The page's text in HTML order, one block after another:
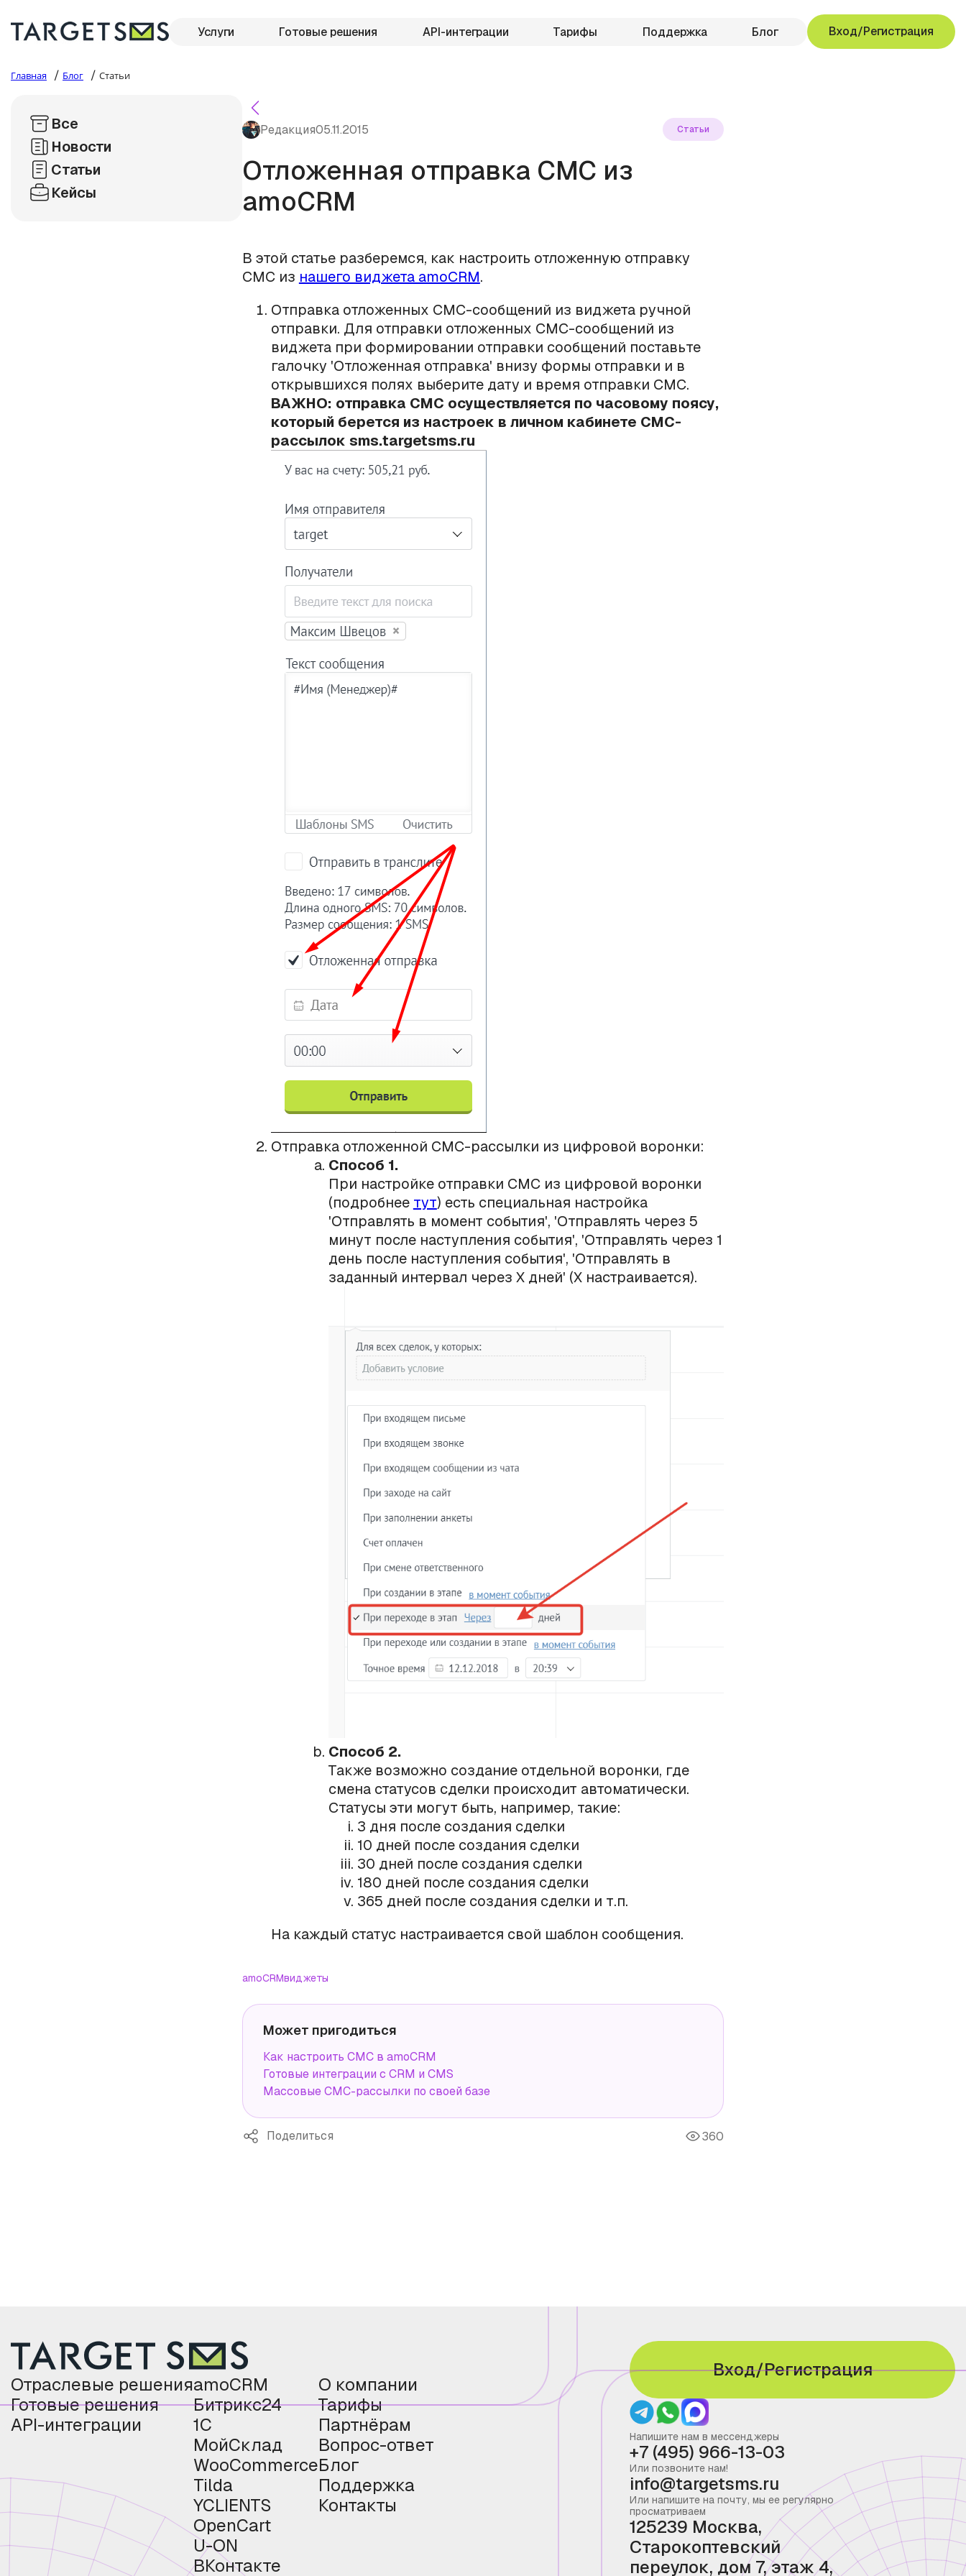
Услуги Готовые решения API-интеграции Тарифы Поддержка Блог Вход/Регистрация
Главная / Блог / Статьи
Все
Новости
Статьи
Кейсы
Редакция05.11.2015 Статьи
Отложенная отправка СМС из
amoCRM
В этой статье разберемся, как настроить отложенную отправку
СМС из нашего виджета amoCRM.
Отправка отложенных СМС-сообщений из виджета ручной
отправки. Для отправки отложенных СМС-сообщений из
виджета при формировании отправки сообщений поставьте
галочку 'Отложенная отправка' внизу формы отправки и в
открывшихся полях выберите дату и время отправки СМС.
ВАЖНО: отправка СМС осуществляется по часовому поясу,
который берется из настроек в личном кабинете СМС-
рассылок sms.targetsms.ru
Отправка отложенной СМС-рассылки из цифровой воронки:
Способ 1.
При настройке отправки СМС из цифровой воронки
(подробнее тут) есть специальная настройка
'Отправлять в момент события', 'Отправлять через 5
минут после наступления события', 'Отправлять через 1
день после наступления события', 'Отправлять в
заданный интервал через Х дней' (Х настраивается).
Способ 2.
Также возможно создание отдельной воронки, где
смена статусов сделки происходит автоматически.
Статусы эти могут быть, например, такие:
3 дня после создания сделки
10 дней после создания сделки
30 дней после создания сделки
180 дней после создания сделки
365 дней после создания сделки и т.п.
На каждый статус настраивается свой шаблон сообщения.
amoCRMвиджеты
Может пригодиться
Как настроить СМС в amoCRM
Готовые интеграции с CRM и CMS
Массовые СМС-рассылки по своей базе
Поделиться 360
Отраслевые решения
Готовые решения
API-интеграции
amoCRM
Битрикс24
1С
МойСклад
WooCommerce
Tilda
YCLIENTS
OpenCart
U-ON
ВКонтакте
О компании
Тарифы
Партнёрам
Вопрос-ответ
Блог
Поддержка
Контакты
Вход/Регистрация
Напишите нам в мессенджеры
+7 (495) 966-13-03
Или позвоните нам!
info@targetsms.ru
Или напишите на почту, мы ее регулярно
просматриваем
125239 Москва,
Старокоптевский
переулок, дом 7, этаж 4,